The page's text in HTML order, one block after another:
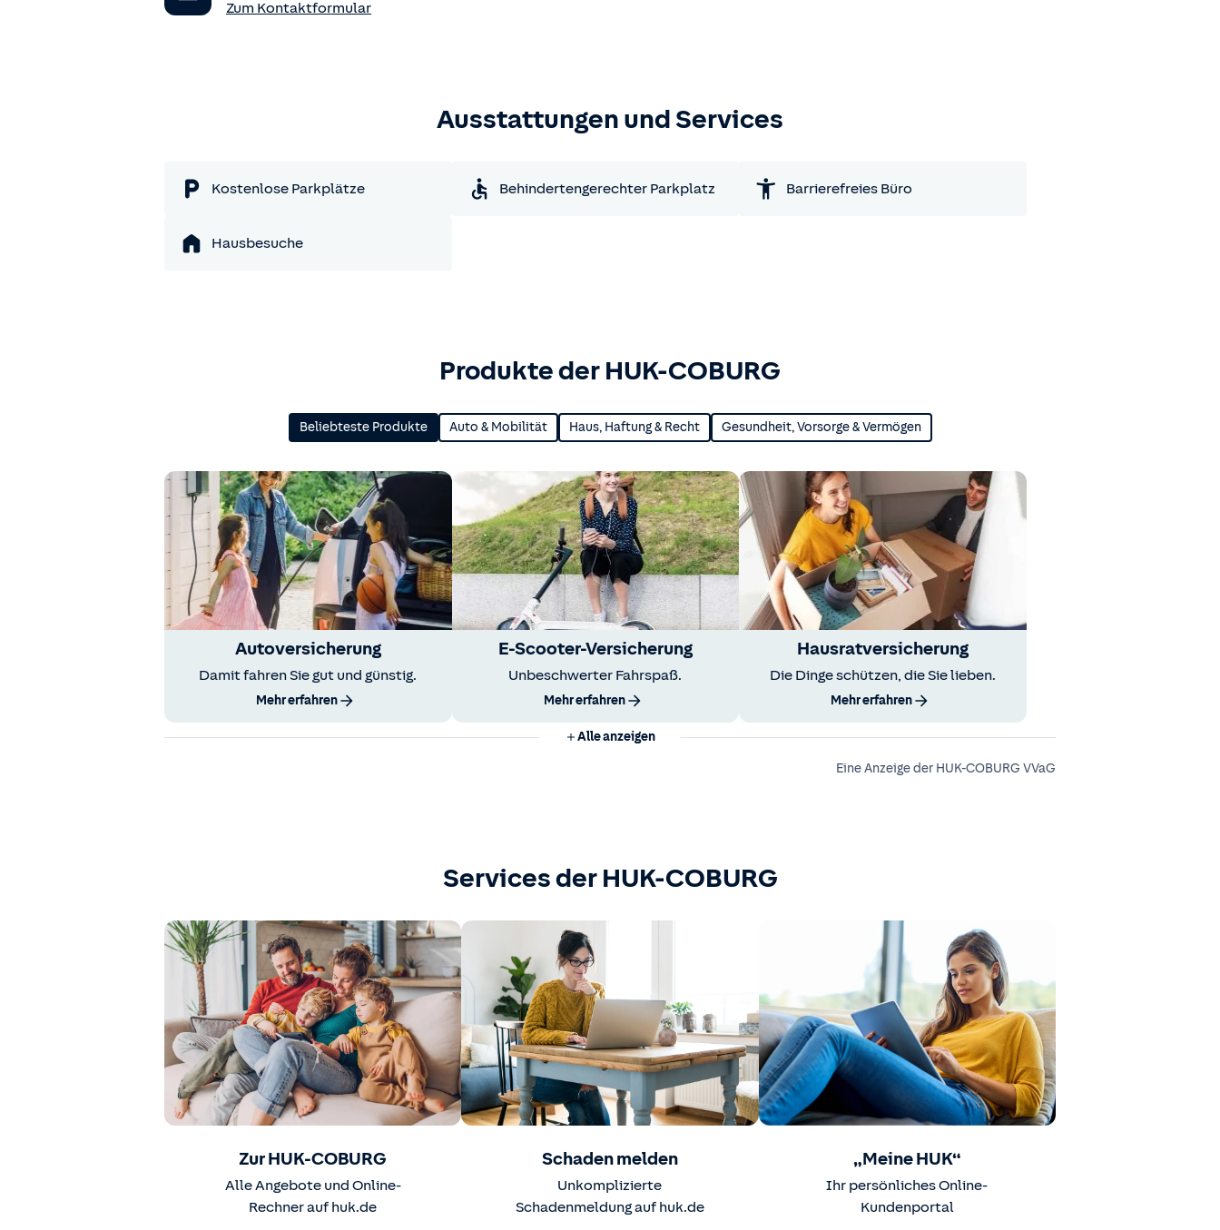
Zum Kontaktformular
Ausstattungen und Services
Kostenlose Parkplätze Behindertengerechter Parkplatz Barrierefreies Büro
Hausbesuche
Produkte der HUK-COBURG
Beliebteste Produkte Auto & Mobilität Haus, Haftung & Recht Gesundheit, Vorsorge & Vermögen
Autoversicherung
Damit fahren Sie gut und günstig.
Mehr erfahren
E-Scooter-Versicherung
Unbeschwerter Fahrspaß.
Mehr erfahren
Hausratversicherung
Die Dinge schützen, die Sie lieben.
Mehr erfahren
Alle anzeigen
Eine Anzeige der HUK-COBURG VVaG
Services der HUK-COBURG
Zur HUK-COBURG
Alle Angebote und Online-
Rechner auf huk.de
Schaden melden
Unkomplizierte
Schadenmeldung auf huk.de
„Meine HUK“
Ihr persönliches Online-
Kundenportal